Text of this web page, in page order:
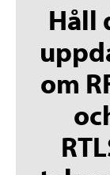
Håll
om